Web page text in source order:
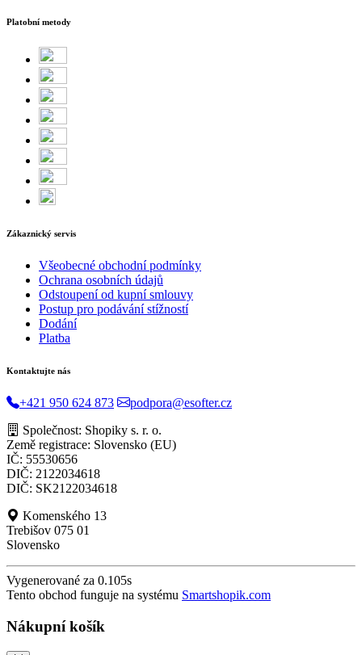
Platobní metody
Zákaznický servis
Všeobecné obchodní podmínky
Ochrana osobních údajů
Odstoupení od kupní smlouvy
Postup pro podávání stížností
Dodání
Platba
Kontaktujte nás
+421 950 624 873
podpora@esofter.cz
Společnost: Shopiky s. r. o.
Země registrace: Slovensko (EU)
IČ: 55530656
DIČ: 2122034618
DIČ: SK2122034618
Komenského 13
Trebišov 075 01
Slovensko
Vygenerované za 0.105s
Tento obchod funguje na systému Smartshopik.com
Nákupní košík